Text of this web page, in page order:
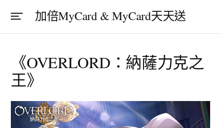
加倍MyCard & MyCard天天送
《OVERLORD：納薩力克之
王》